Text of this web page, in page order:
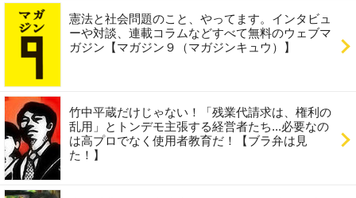
憲法と社会問題のこと、やってます。インタビュ
ーや対談、連載コラムなどすべて無料のウェブマ
ガジン【マガジン９（マガジンキュウ）】
竹中平蔵だけじゃない！「残業代請求は、権利の
乱用」とトンデモ主張する経営者たち...必要なの
は高プロでなく使用者教育だ！【ブラ弁は見
た！】